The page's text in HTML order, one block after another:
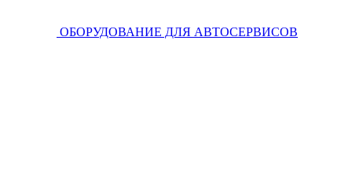
ОБОРУДОВАНИЕ ДЛЯ АВТОСЕРВИСОВ